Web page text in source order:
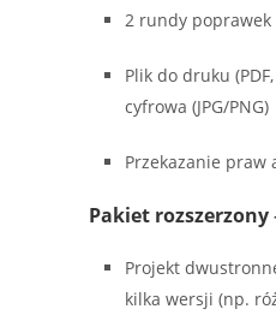
2 rundy poprawek
Plik do druku
cyfrowa (JPG/PNG)
Przekazanie praw
Pakiet rozszerzony
Projekt
kilka wersji (np.